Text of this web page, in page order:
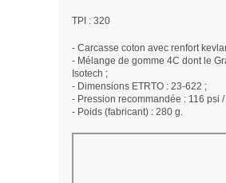
TPI : 320
- Carcasse coton avec renfort
- Mélange de gomme 4C dont le
Isotech ;
- Dimensions ETRTO : 23-622 ;
- Pression recommandée : 116 psi
- Poids (fabricant) : 280 g.